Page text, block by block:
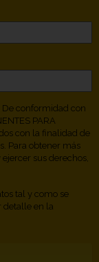
. De conformidad con
PARA
con la finalidad de
Para obtener más
sus derechos,
tal y como se
detalle en la